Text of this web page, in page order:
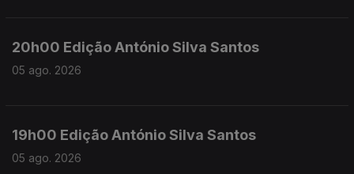
20h00 Edição António Silva Santos
05 ago. 2026
19h00 Edição António Silva Santos
05 ago. 2026